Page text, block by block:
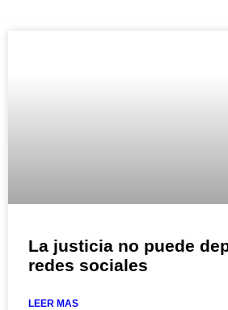
La justicia no puede
redes sociales
LEER MAS